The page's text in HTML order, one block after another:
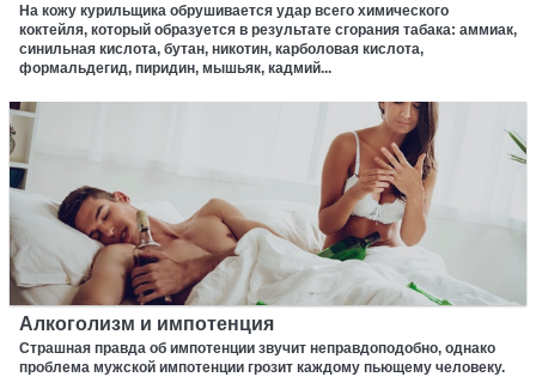
На кожу курильщика обрушивается удар всего химического
коктейля, который образуется в результате сгорания табака: аммиак,
синильная кислота, бутан, никотин, карболовая кислота,
формальдегид, пиридин, мышьяк, кадмий...
Алкоголизм и импотенция
Страшная правда об импотенции звучит неправдоподобно, однако
проблема мужской импотенции грозит каждому пьющему человеку.